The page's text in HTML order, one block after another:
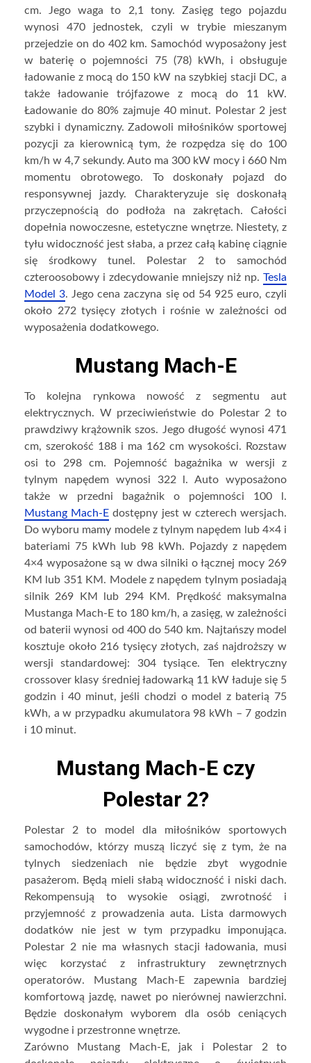
cm. Jego waga to 2,1 tony. Zasięg tego pojazdu
wynosi 470 jednostek, czyli w trybie mieszanym
przejedzie on do 402 km. Samochód wyposażony jest
w baterię o pojemności 75 (78) kWh, i obsługuje
ładowanie z mocą do 150 kW na szybkiej stacji DC, a
także ładowanie trójfazowe z mocą do 11 kW.
Ładowanie do 80% zajmuje 40 minut. Polestar 2 jest
szybki i dynamiczny. Zadowoli miłośników sportowej
pozycji za kierownicą tym, że rozpędza się do 100
km/h w 4,7 sekundy. Auto ma 300 kW mocy i 660 Nm
momentu obrotowego. To doskonały pojazd do
responsywnej jazdy. Charakteryzuje się doskonałą
przyczepnością do podłoża na zakrętach. Całości
dopełnia nowoczesne, estetyczne wnętrze. Niestety, z
tyłu widoczność jest słaba, a przez całą kabinę ciągnie
się środkowy tunel. Polestar 2 to samochód
czteroosobowy i zdecydowanie mniejszy niż np. Tesla
Model 3. Jego cena zaczyna się od 54 925 euro, czyli
około 272 tysięcy złotych i rośnie w zależności od
wyposażenia dodatkowego.
Mustang Mach-E
To kolejna rynkowa nowość z segmentu aut
elektrycznych. W przeciwieństwie do Polestar 2 to
prawdziwy krążownik szos. Jego długość wynosi 471
cm, szerokość 188 i ma 162 cm wysokości. Rozstaw
osi to 298 cm. Pojemność bagażnika w wersji z
tylnym napędem wynosi 322 l. Auto wyposażono
także w przedni bagażnik o pojemności 100 l.
Mustang Mach-E dostępny jest w czterech wersjach.
Do wyboru mamy modele z tylnym napędem lub 4×4 i
bateriami 75 kWh lub 98 kWh. Pojazdy z napędem
4×4 wyposażone są w dwa silniki o łącznej mocy 269
KM lub 351 KM. Modele z napędem tylnym posiadają
silnik 269 KM lub 294 KM. Prędkość maksymalna
Mustanga Mach-E to 180 km/h, a zasięg, w zależności
od baterii wynosi od 400 do 540 km. Najtańszy model
kosztuje około 216 tysięcy złotych, zaś najdroższy w
wersji standardowej: 304 tysiące. Ten elektryczny
crossover klasy średniej ładowarką 11 kW ładuje się 5
godzin i 40 minut, jeśli chodzi o model z baterią 75
kWh, a w przypadku akumulatora 98 kWh – 7 godzin
i 10 minut.
Mustang Mach-E czy
Polestar 2?
Polestar 2 to model dla miłośników sportowych
samochodów, którzy muszą liczyć się z tym, że na
tylnych siedzeniach nie będzie zbyt wygodnie
pasażerom. Będą mieli słabą widoczność i niski dach.
Rekompensują to wysokie osiągi, zwrotność i
przyjemność z prowadzenia auta. Lista darmowych
dodatków nie jest w tym przypadku imponująca.
Polestar 2 nie ma własnych stacji ładowania, musi
więc korzystać z infrastruktury zewnętrznych
operatorów. Mustang Mach-E zapewnia bardziej
komfortową jazdę, nawet po nierównej nawierzchni.
Będzie doskonałym wyborem dla osób ceniących
wygodne i przestronne wnętrze.
Zarówno Mustang Mach-E, jak i Polestar 2 to